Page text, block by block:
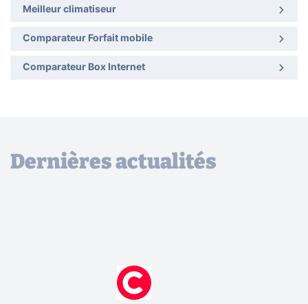
Meilleur climatiseur
Comparateur Forfait mobile
Comparateur Box Internet
Dernières actualités